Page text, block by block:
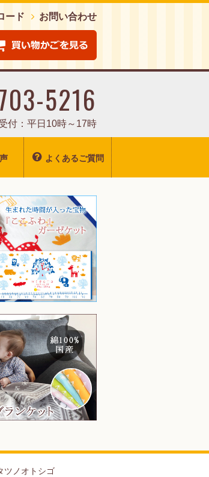
ード お問い合わせ
5216
付：平日10時～17時
よくあるご質問
ノオトシゴ